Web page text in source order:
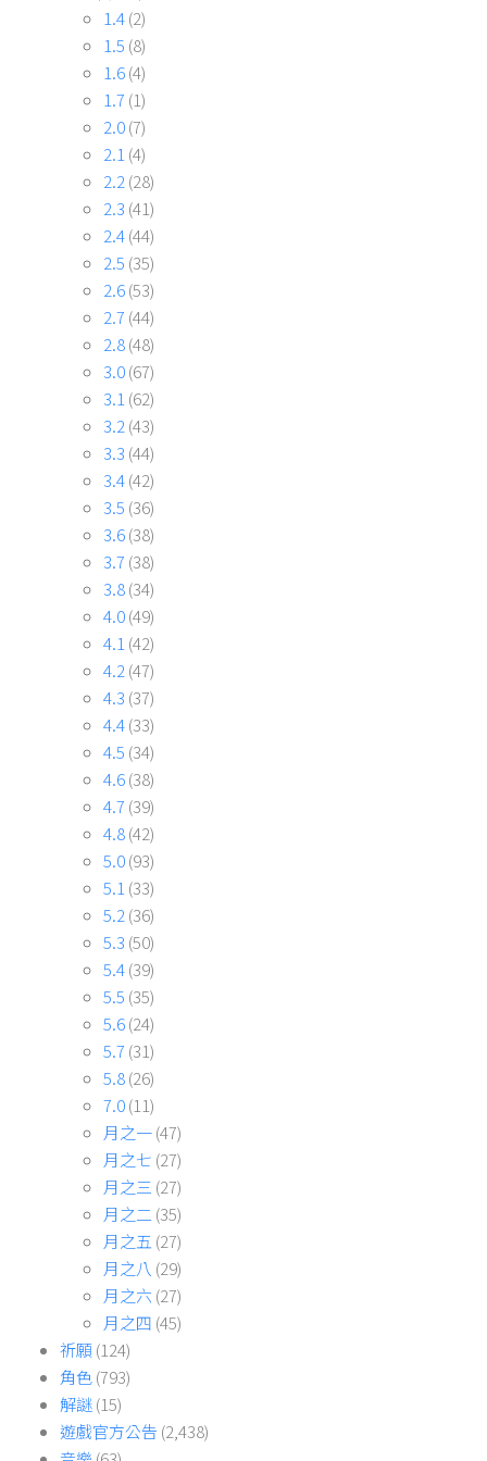
1.4(2)
1.5 (8)
1.6(4)
1.7 (1)
2.0(7)
2.1(4)
2.2(28)
2.3 (41)
2.4(44)
2.5 (35)
2.6(53)
2.7 (44)
2.8(48)
3.0(67)
3.1(62)
3.2(43)
3.3 (44)
3.4(42)
3.5 (36)
3.6(38)
3.7 (38)
3.8(34)
4.0(49)
4.1(42)
4.2(47)
4.3 (37)
4.4(33)
4.5 (34)
4.6(38)
4.7 (39)
4.8(42)
5.0(93)
5.1(33)
5.2(36)
5.3 (50)
5.4(39)
5.5 (35)
5.6(24)
5.7 (31)
5.8(26)
7.0(11)
月之一(47)
月之七 (27)
月之三 (27)
月之二(35)
月之五 (27)
月之八 (29)
月之六 (27)
月之四 (45)
祈願(124)
角色(793)
解謎(15)
遊戲官方公告 (2,438)